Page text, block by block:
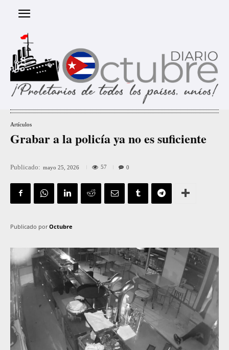
Artículos
Grabar a la policía ya no es suficiente
Publicado: mayo 25, 2026 57 0
Publicado por Octubre